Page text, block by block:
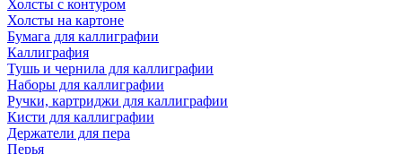
Холсты с контуром
Холсты на картоне
Бумага для каллиграфии
Каллиграфия
Тушь и чернила для каллиграфии
Наборы для каллиграфии
Ручки, картриджи для каллиграфии
Кисти для каллиграфии
Держатели для пера
Перья